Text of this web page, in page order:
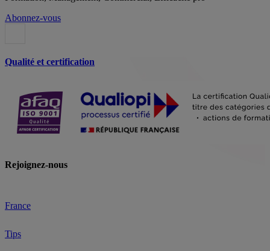
Abonnez-vous
Qualité et certification
Rejoignez-nous
France
Tips